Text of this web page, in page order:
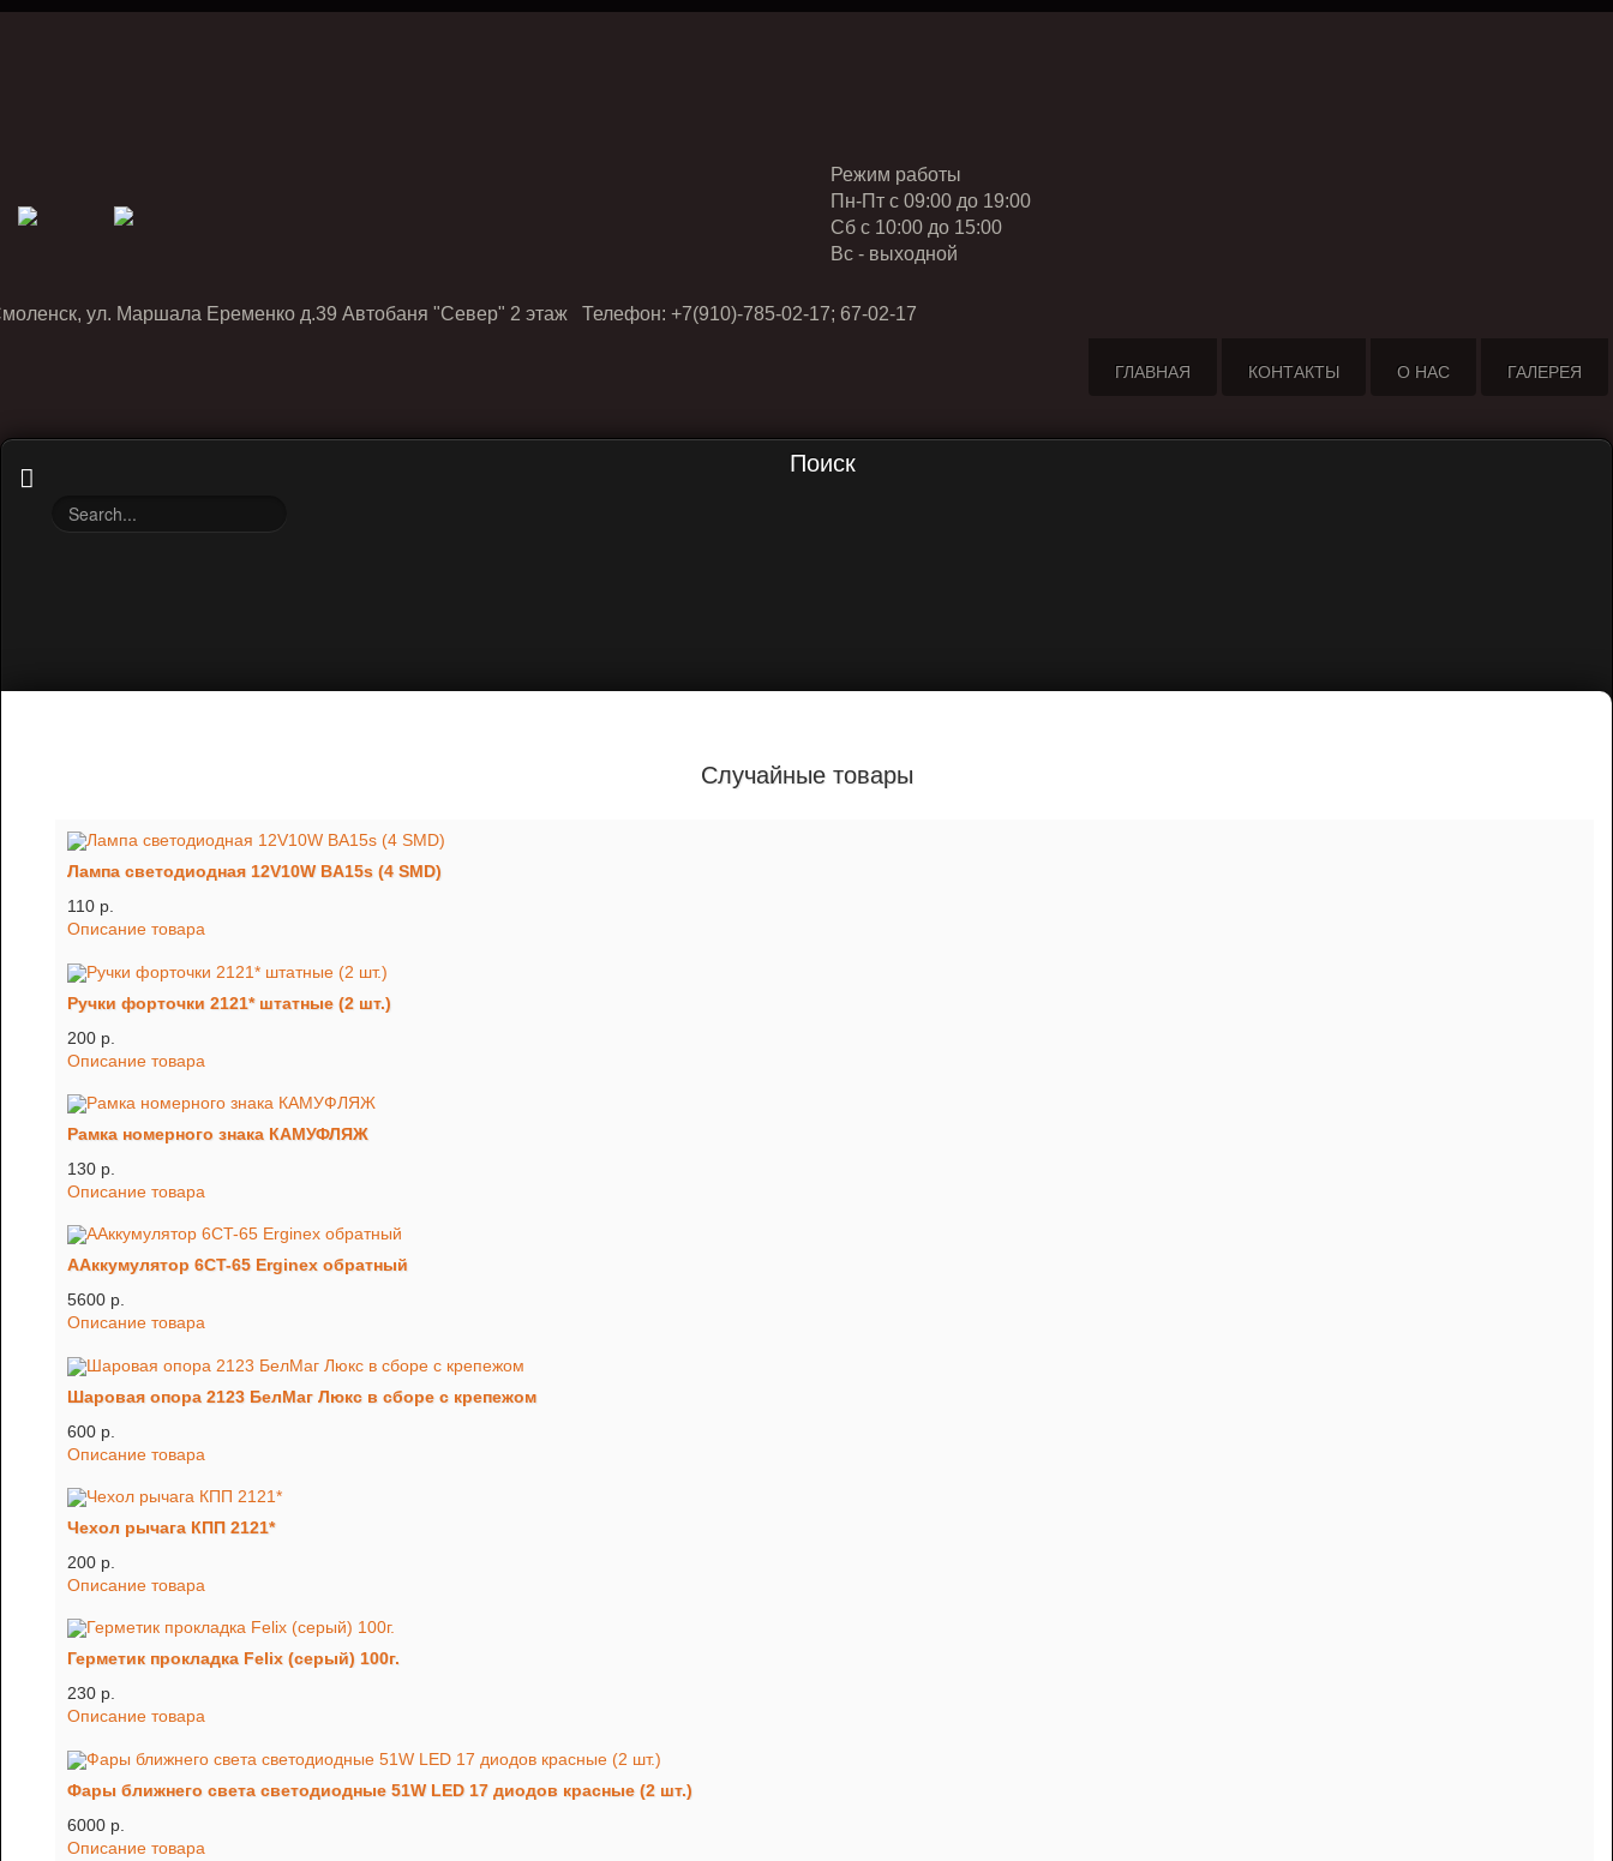
Режим работы
Пн-Пт с 09:00 до 19:00
Cб с 10:00 до 15:00
Вс - выходной
ул. Маршала Еременко д.39 Автобаня "Север" 2 этаж Телефон: +7(910)-785-02-17; 67-02-17
ГЛАВНАЯ КОНТАКТЫ О НАС ГАЛЕРЕЯ
Поиск
Случайные товары
Лампа светодиодная 12V10W BA15s (4 SMD)
110 p.
Описание товара
Ручки форточки 2121* штатные (2 шт.)
200 p.
Описание товара
Рамка номерного знака КАМУФЛЯЖ
130 p.
Описание товара
ААккумулятор 6CT-65 Erginex обратный
5600 p.
Описание товара
Шаровая опора 2123 БелМаг Люкс в сборе с крепежом
600 p.
Описание товара
Чехол рычага КПП 2121*
200 p.
Описание товара
Герметик прокладка Felix (серый) 100г.
230 p.
Описание товара
Фары ближнего света светодиодные 51W LED 17 диодов красные (2 шт.)
6000 p.
Описание товара